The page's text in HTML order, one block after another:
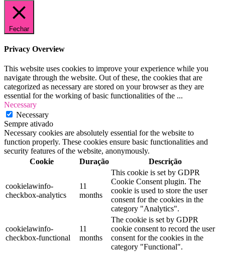
Fechar
Privacy Overview
This website uses cookies to improve your experience while you
navigate through the website. Out of these, the cookies that are
categorized as necessary are stored on your browser as they are
essential for the working of basic functionalities of the ...
Necessary
Necessary
Sempre ativado
Necessary cookies are absolutely essential for the website to
function properly. These cookies ensure basic functionalities and
security features of the website, anonymously.
Cookie
Duração Descrição
cookielawinfo-
checkbox-analytics
11
months
This cookie is set by GDPR
Cookie Consent plugin. The
cookie is used to store the user
consent for the cookies in the
category "Analytics".
cookielawinfo-
checkbox-functional
11
months
The cookie is set by GDPR
cookie consent to record the user
consent for the cookies in the
category "Functional".